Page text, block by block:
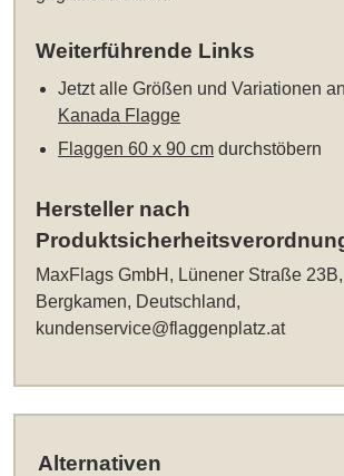
Weiterführende Links
Jetzt alle Größen und Variationen
Kanada Flagge
Flaggen 60 x 90 cm durchstöbern
Hersteller nach
MaxFlags GmbH, Lünener Straße
Bergkamen, Deutschland,
kundenservice@flaggenplatz.at
Alternativen